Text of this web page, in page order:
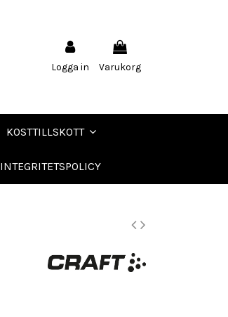
Logga in Varukorg
KOSTTILLSKOTT
INTEGRITETSPOLICY